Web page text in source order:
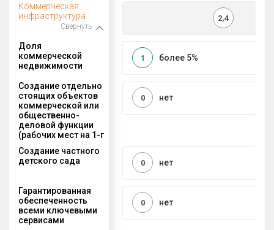
Коммерческая
инфраструктура
Свернуть
2,4
Доля
коммерческой
недвижимости
более 5%
1
Создание отдельно
стоящих объектов
коммерческой или
общественно-
деловой функции
(рабочих мест на 1-г
нет
0
Создание частного
детского сада
нет
0
Гарантированная
обеспеченность
всеми ключевыми
сервисами
нет
0